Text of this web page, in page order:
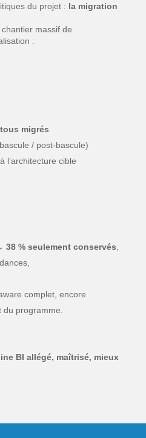
du projet : la migration
massif de
:
tous migrés
/ post-bascule)
l’architecture cible
38 % seulement conservés
complet, encore
programme.
BI allégé, maîtrisé, mieux